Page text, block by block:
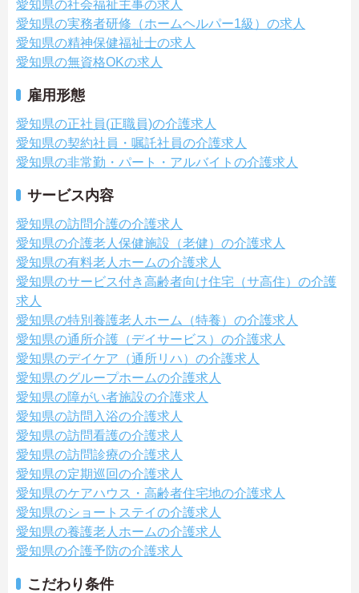
愛知県の社会福祉主事の求人
愛知県の実務者研修（ホームヘルパー1級）の求人
愛知県の精神保健福祉士の求人
愛知県の無資格OKの求人
雇用形態
愛知県の正社員(正職員)の介護求人
愛知県の契約社員・嘱託社員の介護求人
愛知県の非常勤・パート・アルバイトの介護求人
サービス内容
愛知県の訪問介護の介護求人
愛知県の介護老人保健施設（老健）の介護求人
愛知県の有料老人ホームの介護求人
愛知県のサービス付き高齢者向け住宅（サ高住）の介護
求人
愛知県の特別養護老人ホーム（特養）の介護求人
愛知県の通所介護（デイサービス）の介護求人
愛知県のデイケア（通所リハ）の介護求人
愛知県のグループホームの介護求人
愛知県の障がい者施設の介護求人
愛知県の訪問入浴の介護求人
愛知県の訪問看護の介護求人
愛知県の訪問診療の介護求人
愛知県の定期巡回の介護求人
愛知県のケアハウス・高齢者住宅地の介護求人
愛知県のショートステイの介護求人
愛知県の養護老人ホームの介護求人
愛知県の介護予防の介護求人
こだわり条件